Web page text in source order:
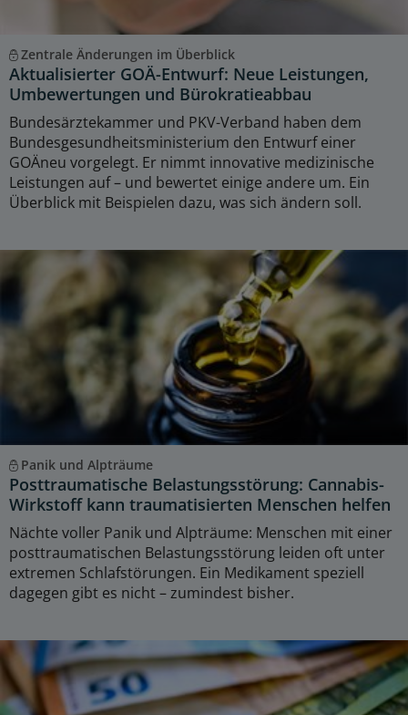
Zentrale Änderungen im Überblick
Aktualisierter GOÄ-Entwurf: Neue Leistungen,
Umbewertungen und Bürokratieabbau
Bundesärztekammer und PKV-Verband haben dem
Bundesgesundheitsministerium den Entwurf einer
GOÄneu vorgelegt. Er nimmt innovative medizinische
Leistungen auf – und bewertet einige andere um. Ein
Überblick mit Beispielen dazu, was sich ändern soll.
Panik und Alpträume
Posttraumatische Belastungsstörung: Cannabis-
Wirkstoff kann traumatisierten Menschen helfen
Nächte voller Panik und Alpträume: Menschen mit einer
posttraumatischen Belastungsstörung leiden oft unter
extremen Schlafstörungen. Ein Medikament speziell
dagegen gibt es nicht – zumindest bisher.